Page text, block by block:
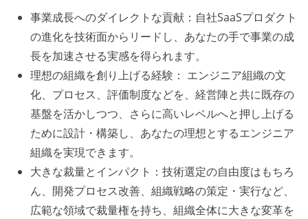
オープンな情報共有
ドキュメントの整備やペアプロ、モブワークなど、ナ
レッジの共有を積極的に行っている（属人性を減らす
取り組みをしている）
大規模サービスの開発
同時接続ユーザー数（数千以上）
大規模テーブルあり（1テーブルあたり数千万レコー
ド以上）
バックアップ容量（数TB以上）
事業成長へのダイレクトな貢献：自社SaaSプロダクト
の進化を技術面からリードし、あなたの手で事業の成
長を加速させる実感を得られます。
理想の組織を創り上げる経験： エンジニア組織の文
化、プロセス、評価制度などを、経営陣と共に既存の
基盤を活かしつつ、さらに高いレベルへと押し上げる
ために設計・構築し、あなたの理想とするエンジニア
組織を実現できます。
大きな裁量とインパクト：技術選定の自由度はもちろ
ん、開発プロセス改善、組織戦略の策定・実行など、
広範な領域で裁量権を持ち、組織全体に大きな変革を